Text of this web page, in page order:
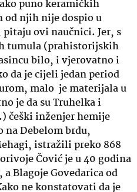
puno keramičkih
od njih nije dospio u
ovi naučnici. Jer, s
tumula (prahistorijskih
bilo, i vjerovatno i
da je cijeli jedan period
malo je materijala u
je da su Truhelka i
češki inženjer hemije
na Debelom brdu,
istražili preko 868
Čović je u 40 godina
Blagoje Govedarica od
ne konstatovati da je